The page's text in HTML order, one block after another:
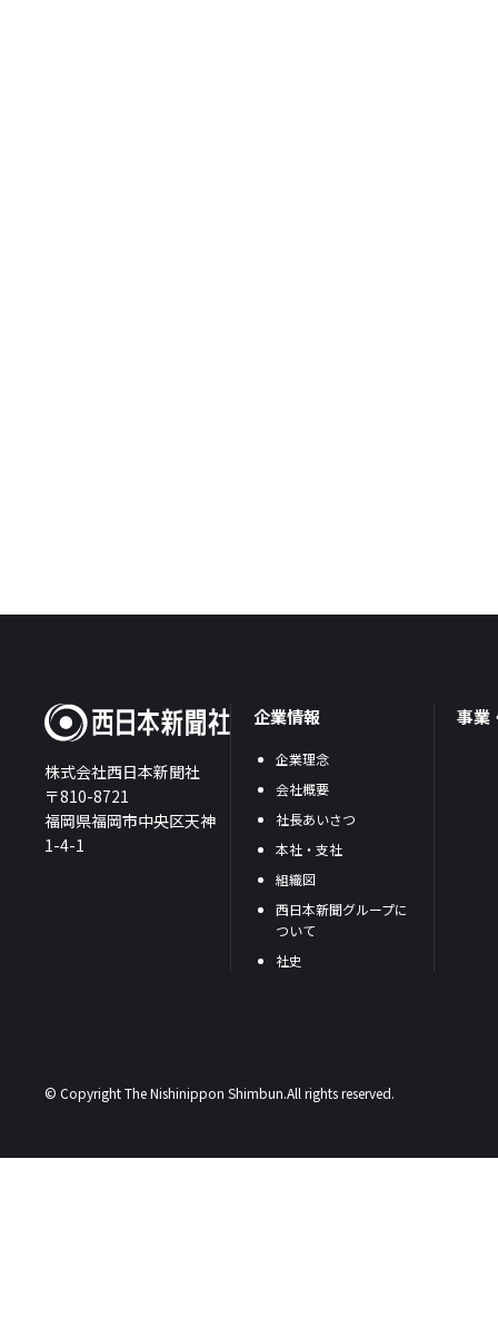
株式会社西日本新聞社
〒810-8721
福岡県福岡市中央区天神
1-4-1
企業情報
企業理念
会社概要
社長あいさつ
本社・支社
組織図
西日本新聞グループに
ついて
社史
事業
© Copyright The Nishinippon Shimbun.All rights reserved.